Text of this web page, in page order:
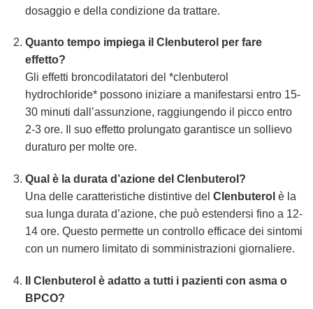
dosaggio e della condizione da trattare.
Quanto tempo impiega il Clenbuterol per fare
effetto?
Gli effetti broncodilatatori del *clenbuterol
hydrochloride* possono iniziare a manifestarsi entro 15-
30 minuti dall’assunzione, raggiungendo il picco entro
2-3 ore. Il suo effetto prolungato garantisce un sollievo
duraturo per molte ore.
Qual è la durata d’azione del Clenbuterol?
Una delle caratteristiche distintive del Clenbuterol è la
sua lunga durata d’azione, che può estendersi fino a 12-
14 ore. Questo permette un controllo efficace dei sintomi
con un numero limitato di somministrazioni giornaliere.
Il Clenbuterol è adatto a tutti i pazienti con asma o
BPCO?